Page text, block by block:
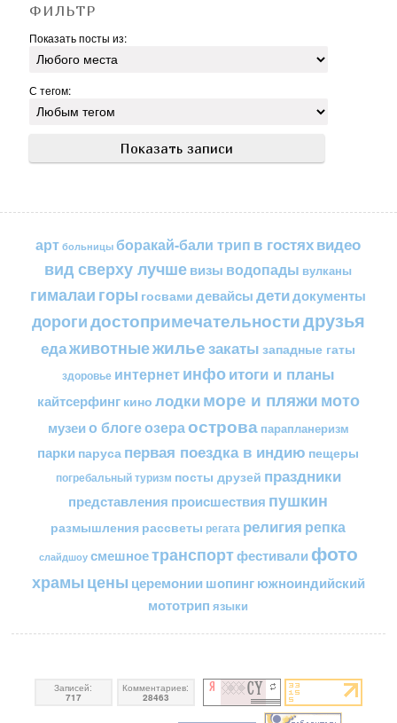
ФИЛЬТР
Показать посты из:
С тегом:
арт больницы боракай-бали трип в гостяхвидео
вид сверху лучшевизы водопады вулканы
гималаи горы госвами девайсы детидокументы
дорогидостопримечательностидрузья
едаживотныежильезакаты западные гаты
здоровье интернетинфоитоги и планы
кайтсерфинг кино лодкиморе и пляжимото
музеи о блогеозераострова парапланеризм
парки паруса первая поездка в индию пещеры
погребальный туризм посты друзей праздники
представления происшествия пушкин
размышления рассветы регата религия репка
слайдшоу смешноетранспортфестивали фото
храмы цены церемонии шопингюжноиндийский
мототрип языки
Записей:
717
Комментариев:
28463